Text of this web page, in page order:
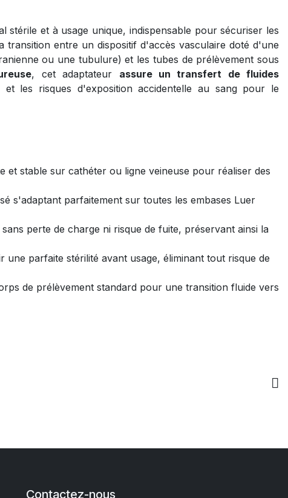
stérile et à usage unique, indispensable pour sécuriser les
transition entre un dispositif d'accès vasculaire doté d'une
ou une tubulure) et les tubes de prélèvement sous
, cet adaptateur assure un transfert de fluides
les risques d'exposition accidentelle au sang pour le
et stable sur cathéter ou ligne veineuse pour réaliser des
s'adaptant parfaitement sur toutes les embases Luer
perte de charge ni risque de fuite, préservant ainsi la
une parfaite stérilité avant usage, éliminant tout risque de
de prélèvement standard pour une transition fluide vers
Contactez-nous